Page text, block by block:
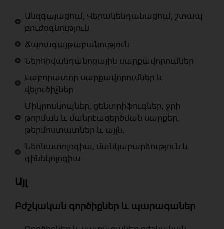
Անզգայացում, Վերակենդանացում, շտապ
բուժօգնություն
Ճառագայթաբանություն
Ներհիվանդանոցային սարքավորումներ
Լաբորատոր սարքավորումներ և
վելուծիչներ
Միկրոսկոպներ, ցենտրիֆուգներ, ջրի
թորման և մանրէազերծման սարքեր,
թերմոստատներ և այլն.
Նեոնատոլոգիա, մանկաբարձություն և
գինեկոլոգիա
Այլ
Բժշկական գործիքներ և պարագաներ